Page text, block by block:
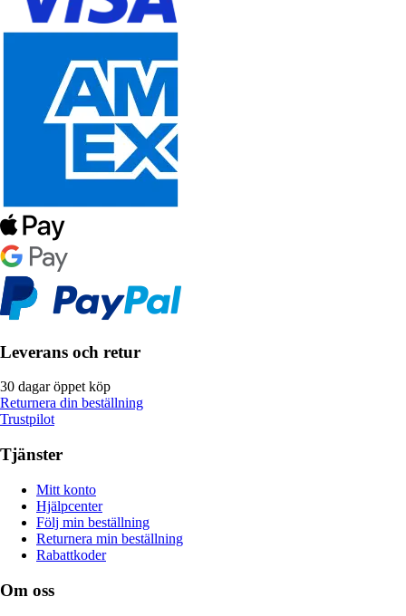
Leverans och retur
30 dagar öppet köp
Returnera din beställning
Trustpilot
Tjänster
Mitt konto
Hjälpcenter
Följ min beställning
Returnera min beställning
Rabattkoder
Om oss